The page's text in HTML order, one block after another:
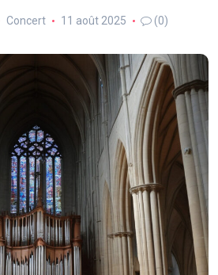
Concert 11 août 2025 (0)